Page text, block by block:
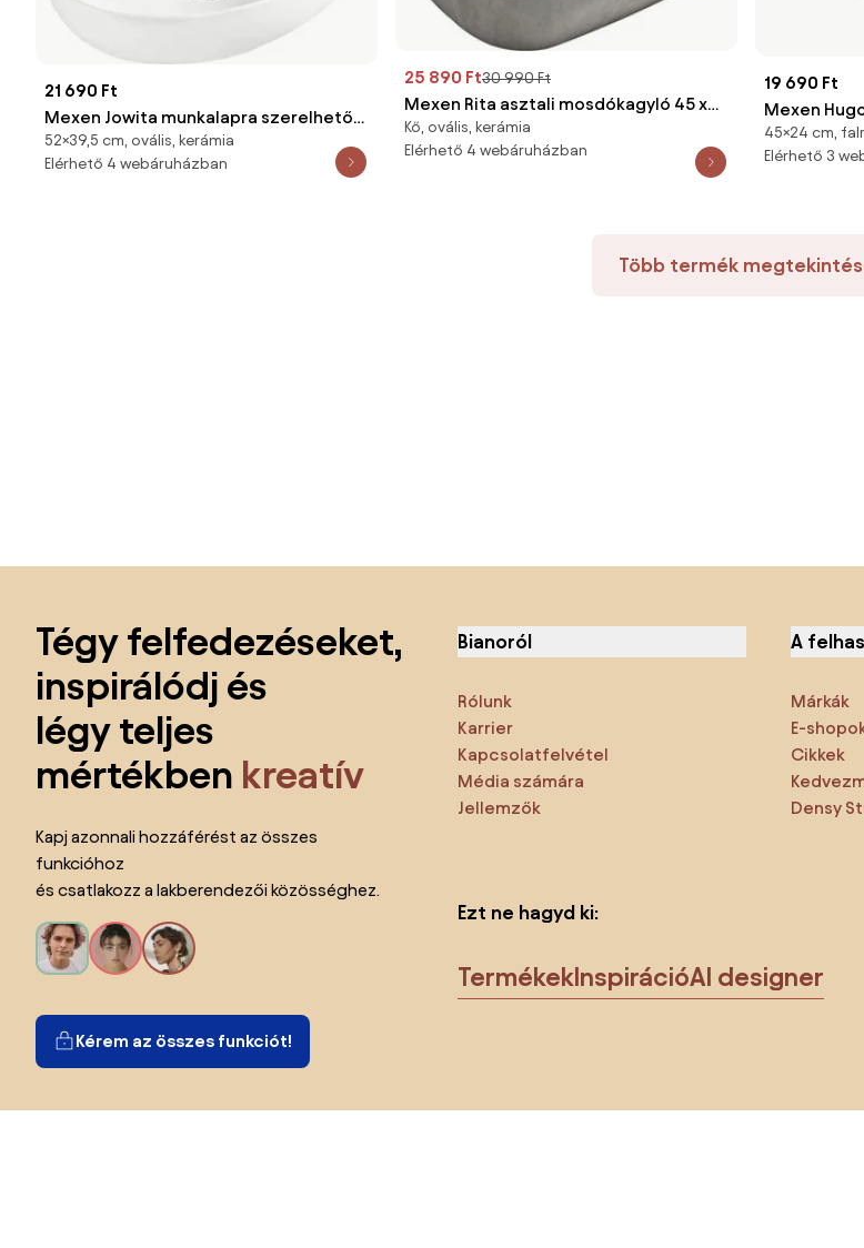
21 690 Ft
Mexen Jowita munkalapra szerelhető
mosdó 52 x 39 cm, fehér - 21355200
52×39,5 cm, ovális, kerámia
Elérhető 4 webáruházban
25 890 Ft30 990 Ft
Mexen Rita asztali mosdókagyló 45 x
32 cm, szürke kő - 21084596
Kő, ovális, kerámia
Elérhető 4 webáruházban
19 690 Ft
Mexen
45 x 24 cm,
45×24 cm,
Elérhető 3
Több termék
Tégy felfedezéseket,
inspirálódj és
légy teljes
mértékben kreatív
Kapj azonnali hozzáférést az összes
funkcióhoz
és csatlakozz a lakberendezői közösséghez.
Kérem az összes funkciót!
Bianoról
Rólunk
Karrier
Kapcsolatfelvétel
Média számára
Jellemzők
A
Márkák
E-
Cikkek
Densy
Ezt ne hagyd ki:
TermékekInspirációAI designer